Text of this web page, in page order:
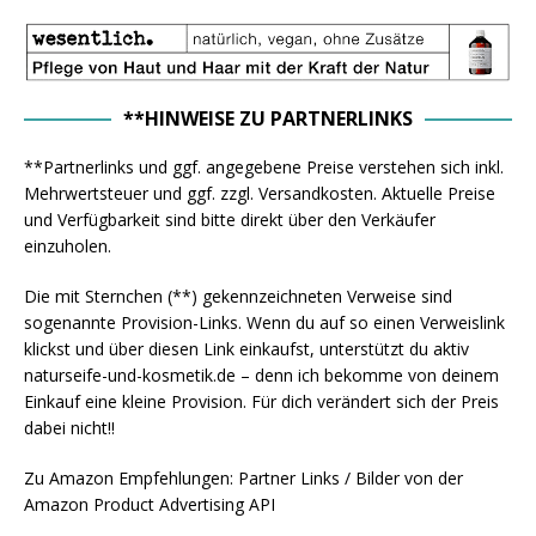
**HINWEISE ZU PARTNERLINKS
**Partnerlinks und ggf. angegebene Preise verstehen sich inkl.
Mehrwertsteuer und ggf. zzgl. Versandkosten. Aktuelle Preise
und Verfügbarkeit sind bitte direkt über den Verkäufer
einzuholen.
Die mit Sternchen (**) gekennzeichneten Verweise sind
sogenannte Provision-Links. Wenn du auf so einen Verweislink
klickst und über diesen Link einkaufst, unterstützt du aktiv
naturseife-und-kosmetik.de – denn ich bekomme von deinem
Einkauf eine kleine Provision. Für dich verändert sich der Preis
dabei nicht!!
Zu Amazon Empfehlungen: Partner Links / Bilder von der
Amazon Product Advertising API